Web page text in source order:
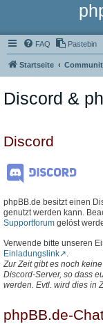
FAQ Pastebin
Startseite
Discord &
Discord
phpBB.de besitzt einen
genutzt werden kann.
Supportforum gelöst
Verwende bitte unseren
Einladungslink
.
Zur Zeit gibt es noch
Discord-Server, so dass
werden. Evtl. wird dies in
phpBB.de-